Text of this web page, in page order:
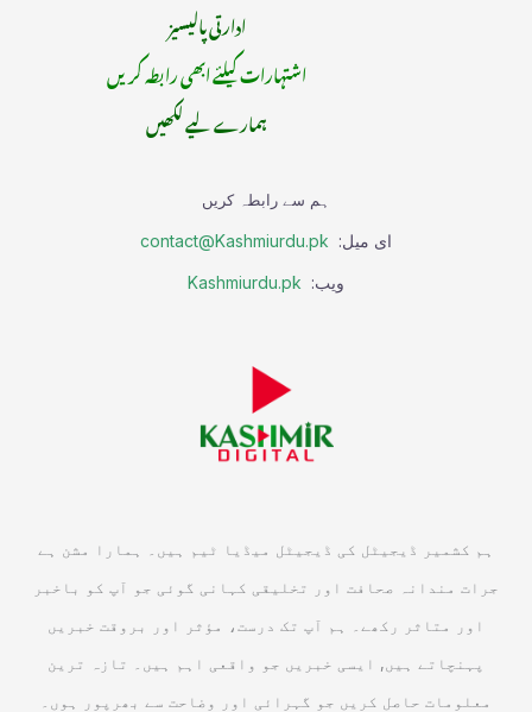
ادارتی پالیسیز
اشتہارات کیلئے ابھی رابطہ کریں
ہمارے لیے لکھیں
ہم سے رابطہ کریں
ای میل: contact@Kashmiurdu.pk
ویب: Kashmiurdu.pk
ہم کشمیر ڈیجیٹل کی ڈیجیٹل میڈیا ٹیم ہیں۔ ہمارا مشن ہے
جرات مندانہ صحافت اور تخلیقی کہانی گوئی جو آپ کو باخبر
اور متاثر رکھے۔ ہم آپ تک درست، مؤثر اور بروقت خبریں
پہنچاتے ہیں, ایسی خبریں جو واقعی اہم ہیں۔ تازہ ترین
معلومات حاصل کریں جو گہرائی اور وضاحت سے بھرپور ہوں۔